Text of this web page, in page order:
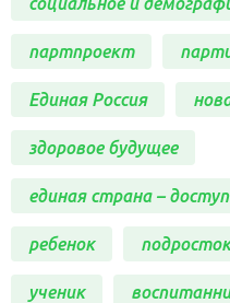
партпроект
Единая Россия
здоровое будущее
единая страна –
ребенок подросток
ученик